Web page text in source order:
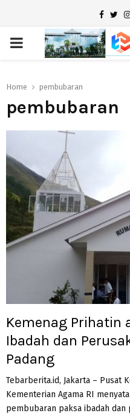
PRIMARY
Home pembubaran
pembubaran
Kemenag Prihatin
Ibadah dan
Padang
Tebarberita.id, Jakarta – Pusat
Kementerian Agama RI
pembubaran paksa ibadah